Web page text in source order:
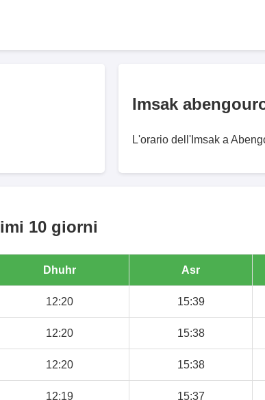
Imsak
L'orario dell'Imsak a
10 giorni
Dhuhr Asr
12:20 15:39
12:20 15:38
12:20 15:38
12:19 15:37